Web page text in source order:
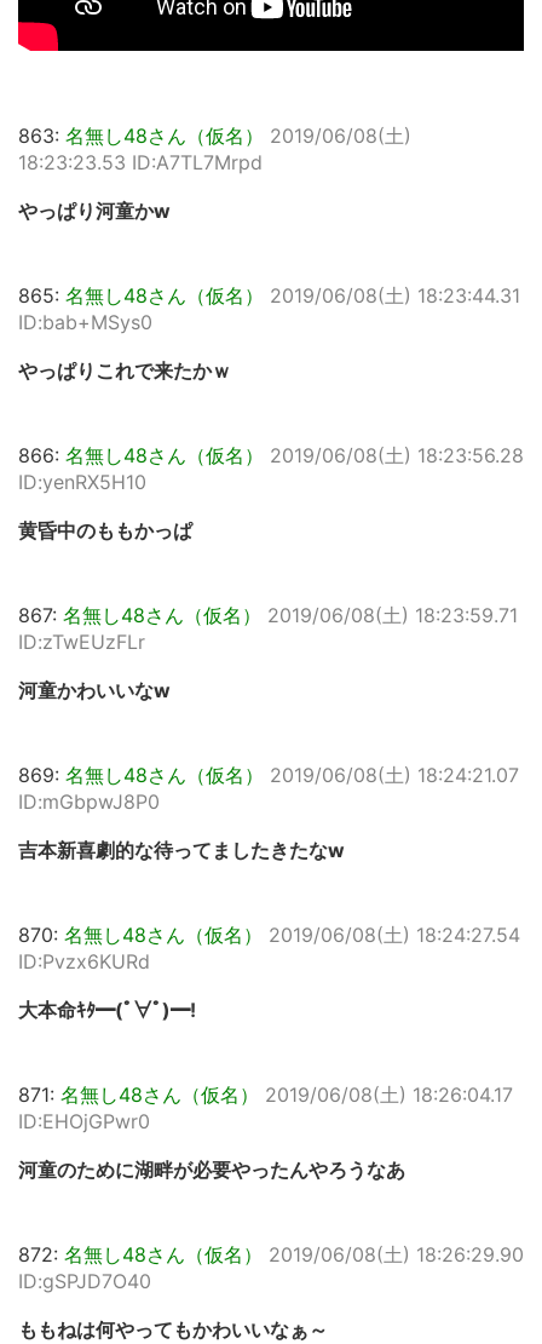
863: 名無し48さん（仮名）
2019/06/08(土)
18:23:23.53 ID:A7TL7Mrpd
やっぱり河童かw
865: 名無し48さん（仮名）
2019/06/08(土) 18:23:44.31
ID:bab+MSys0
やっぱりこれで来たかｗ
866: 名無し48さん（仮名）
2019/06/08(土) 18:23:56.28
ID:yenRX5H10
黄昏中のももかっぱ
867: 名無し48さん（仮名）
2019/06/08(土) 18:23:59.71
ID:zTwEUzFLr
河童かわいいなw
869: 名無し48さん（仮名）
2019/06/08(土) 18:24:21.07
ID:mGbpwJ8P0
吉本新喜劇的な待ってましたきたなw
870: 名無し48さん（仮名）
2019/06/08(土) 18:24:27.54
ID:Pvzx6KURd
大本命ｷﾀ━(ﾟ∀ﾟ)━!
871: 名無し48さん（仮名）
2019/06/08(土) 18:26:04.17
ID:EHOjGPwr0
河童のために湖畔が必要やったんやろうなあ
872: 名無し48さん（仮名）
2019/06/08(土) 18:26:29.90
ID:gSPJD7O40
ももねは何やってもかわいいなぁ～